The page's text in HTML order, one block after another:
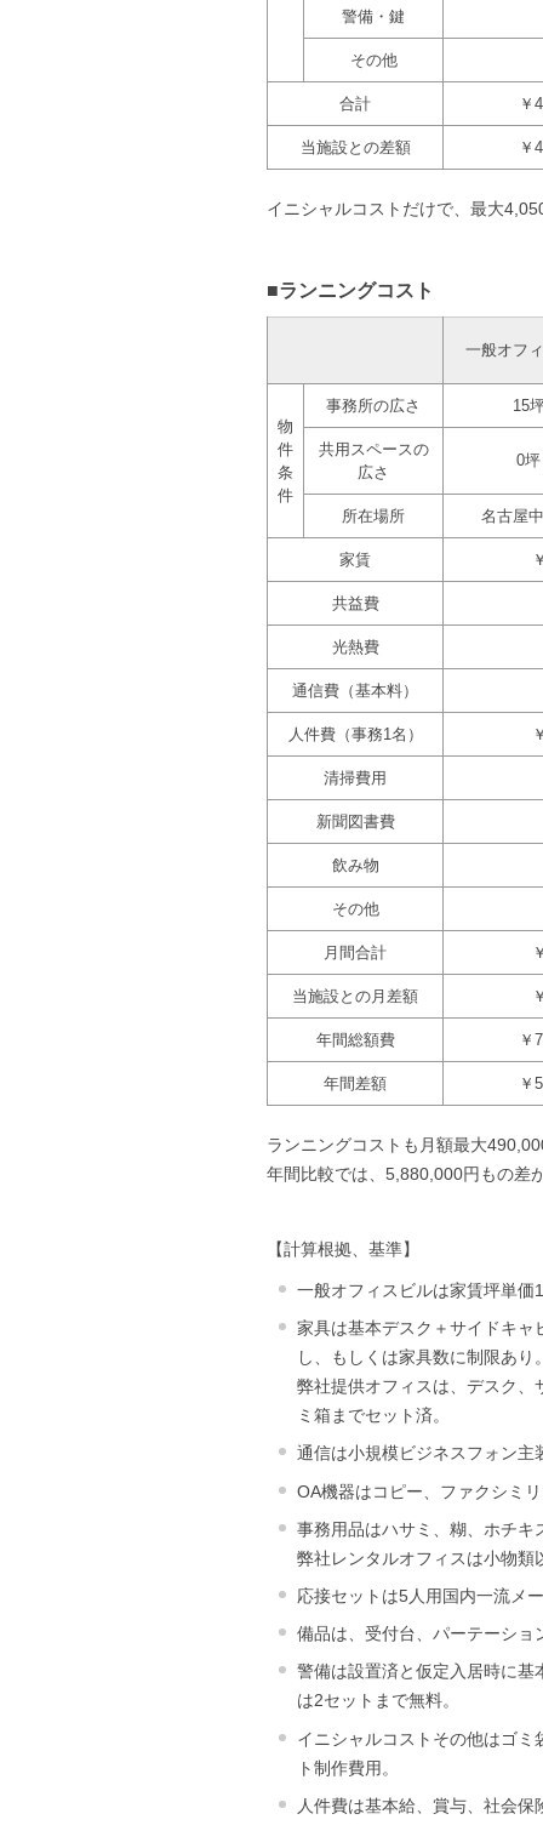
警備・鍵
その他
合計 ￥
当施設との差額 ￥
イニシャルコストだけで、最大
■ランニングコスト
一般オフ
物
件
条
件
事務所の広さ 15
共用スペースの
広さ
0坪
所在場所 名古屋
家賃
共益費
光熱費
通信費（基本料）
人件費（事務1名）
清掃費用
新聞図書費
飲み物
その他
月間合計
当施設との月差額
年間総額費 ￥
年間差額 ￥
ランニングコストも月額最大
年間比較では、5,880,000円もの差
【計算根拠、基準】
一般オフィスビルは家賃坪単価
家具は基本デスク＋サイドキ
し、もしくは家具数に制限あり
弊社提供オフィスは、デスク
ミ箱までセット済。
通信は小規模ビジネスフォン
OA機器はコピー、ファクシミ
事務用品はハサミ、糊、ホチ
弊社レンタルオフィスは小物類
応接セットは5人用国内一流メ
備品は、受付台、パーテーシ
警備は設置済と仮定入居時に
は2セットまで無料。
イニシャルコストその他はゴ
ト制作費用。
人件費は基本給、賞与、社会